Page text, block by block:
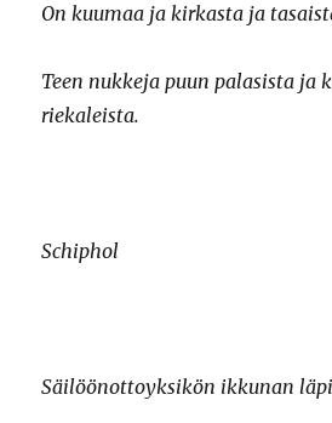
On kuumaa ja kirkasta ja
Teen nukkeja puun palasista ja
riekaleista.
Schiphol
Säilöönottoyksikön ikkunan läpi